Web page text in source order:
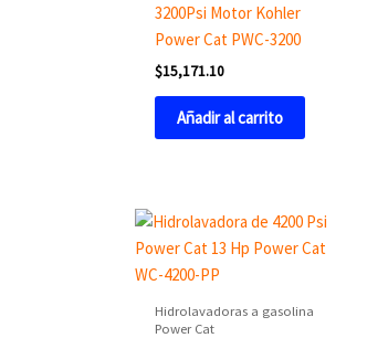
3200Psi Motor Kohler
Power Cat PWC-3200
$15,171.10
Añadir al carrito
Hidrolavadoras a gasolina
Power Cat